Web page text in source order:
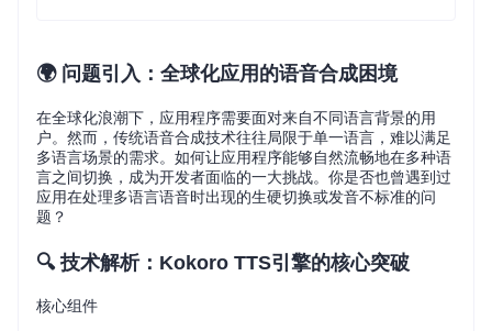
🌍 问题引入：全球化应用的语音合成困境
在全球化浪潮下，应用程序需要面对来自不同语言背景的用
户。然而，传统语音合成技术往往局限于单一语言，难以满足
多语言场景的需求。如何让应用程序能够自然流畅地在多种语
言之间切换，成为开发者面临的一大挑战。你是否也曾遇到过
应用在处理多语言语音时出现的生硬切换或发音不标准的问
题？
🔍 技术解析：Kokoro TTS引擎的核心突破
核心组件